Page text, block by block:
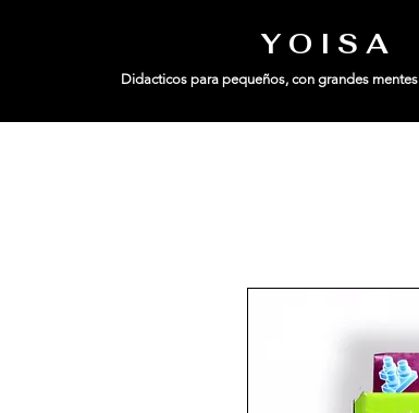
Y O I S A
Didacticos para pequeños, con grandes mentes